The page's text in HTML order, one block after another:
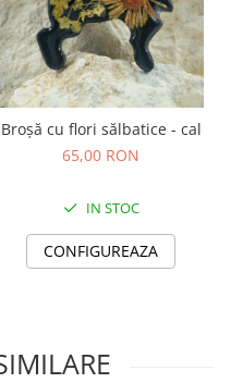
Broșă cu flori sălbatice - cal
65,00 RON
IN STOC
CONFIGUREAZA